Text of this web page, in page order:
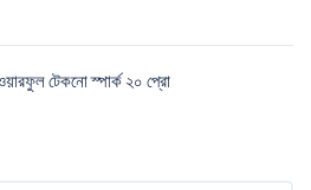
টেকনো স্পার্ক ২০ প্রো